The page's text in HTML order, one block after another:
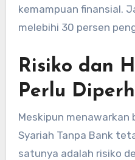
kemampuan finansial.
melebihi 30 persen
Risiko dan
Perlu
Meskipun menawarkan
Syariah Tanpa Bank
satunya adalah risiko